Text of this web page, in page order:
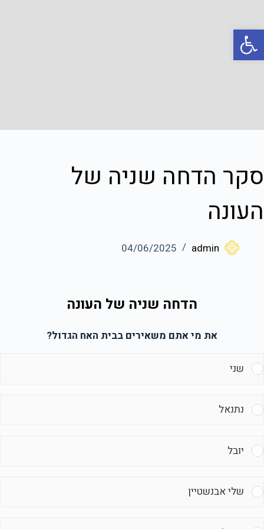
סקר הדחה שניה של
העונה
admin
04/06/2025
הדחה שניה של העונה
את מי אתם משאירים בבית האח הגדול?
שני
נתנאל
יובל
שלי אבנשטיין
פתח סרגל נגישות